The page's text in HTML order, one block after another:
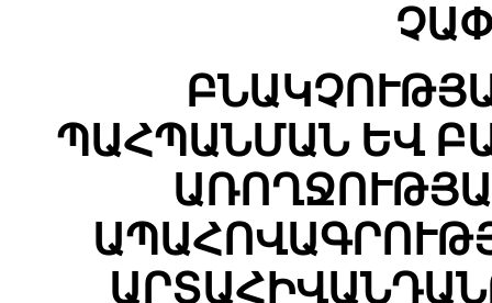
ՊԱՀՊԱՆՄԱՆ ԵՎ